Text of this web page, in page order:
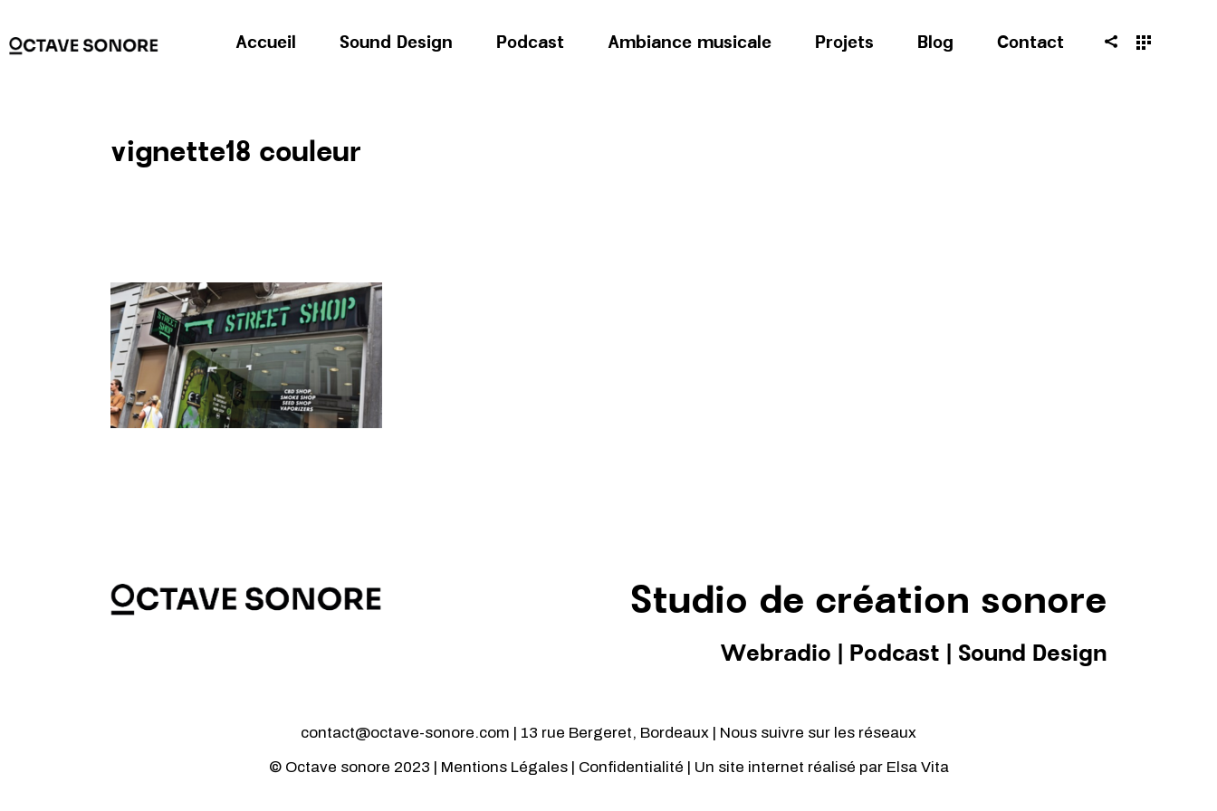
Accueil Sound Design Podcast Ambiance musicale Projets Blog Contact
vignette18 couleur
Studio de création sonore
Webradio Podcast Sound Design
contact@octave-sonore.com | 13 rue Bergeret, Bordeaux | Nous suivre sur les réseaux
© Octave sonore 2023 | Mentions Légales| Confidentialité | Un site internet réalisé par Elsa Vita